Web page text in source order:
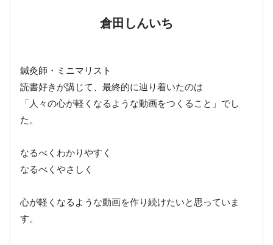
倉田しんいち
鍼灸師・ミニマリスト
読書好きが講じて、最終的に辿り着いたのは
「人々の心が軽くなるような動画をつくること」でし
た。
なるべくわかりやすく
なるべくやさしく
心が軽くなるような動画を作り続けたいと思っていま
す。